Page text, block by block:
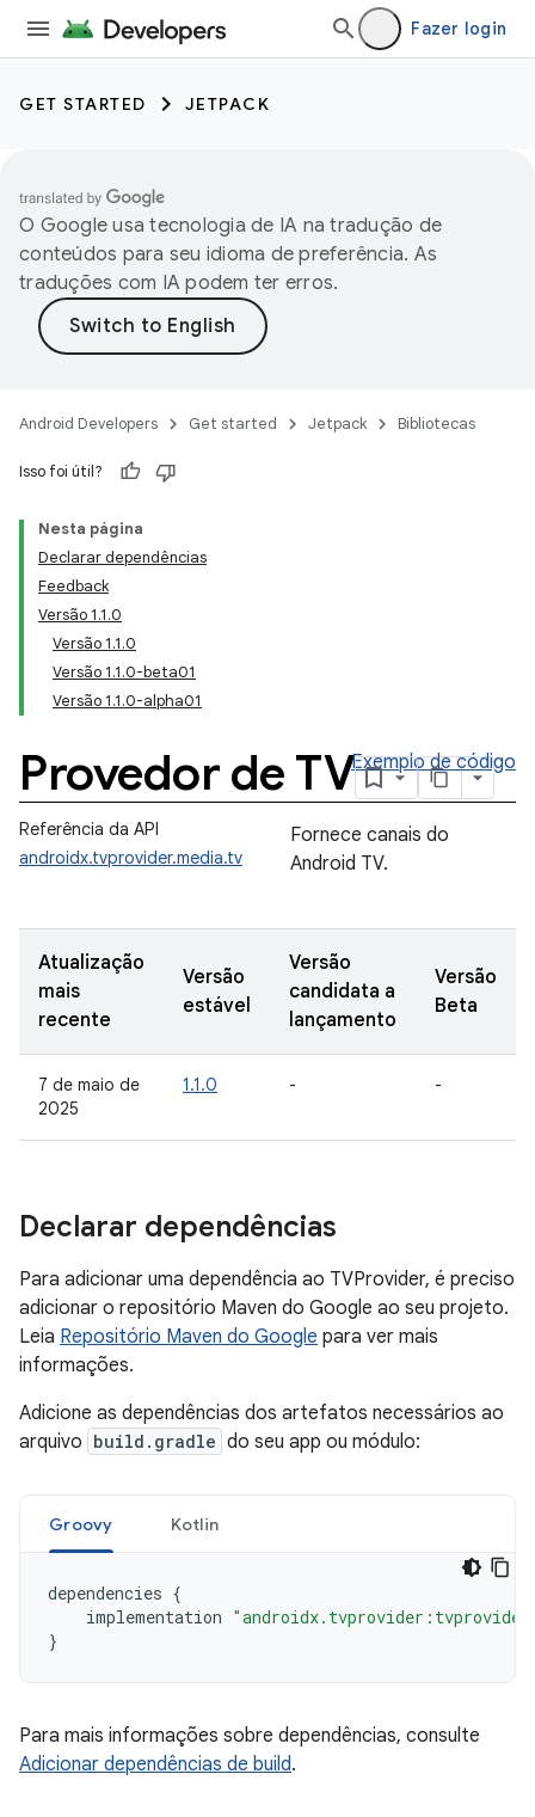
Fazer login
GET STARTED JETPACK
O Google usa tecnologia de IA na tradução de
conteúdos para seu idioma de preferência. As
traduções com IA podem ter erros.
Android Developers Get started Jetpack Bibliotecas
Isso foi útil?
Nesta página
Declarar dependências
Feedback
Versão 1.1.0
Versão 1.1.0
Versão 1.1.0-beta01
Versão 1.1.0-alpha01
Provedor de TVExemplo de código
Referência da API
androidx.tvprovider.media.tv
Fornece canais do
Android TV.
Atualização
mais
recente
Versão
estável
Versão
candidata a
lançamento
Versão
Beta
7 de maio de
2025
1.1.0 - -
Declarar dependências
Para adicionar uma dependência ao TVProvider, é preciso
adicionar o repositório Maven do Google ao seu projeto.
Leia Repositório Maven do Google para ver mais
informações.
Adicione as dependências dos artefatos necessários ao
arquivo build.gradle do seu app ou módulo:
Groovy Kotlin
dependencies {
implementation
}
Para mais informações sobre dependências, consulte
Adicionar dependências de build.